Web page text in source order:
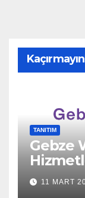
TANITIM
Gebze
11 MART